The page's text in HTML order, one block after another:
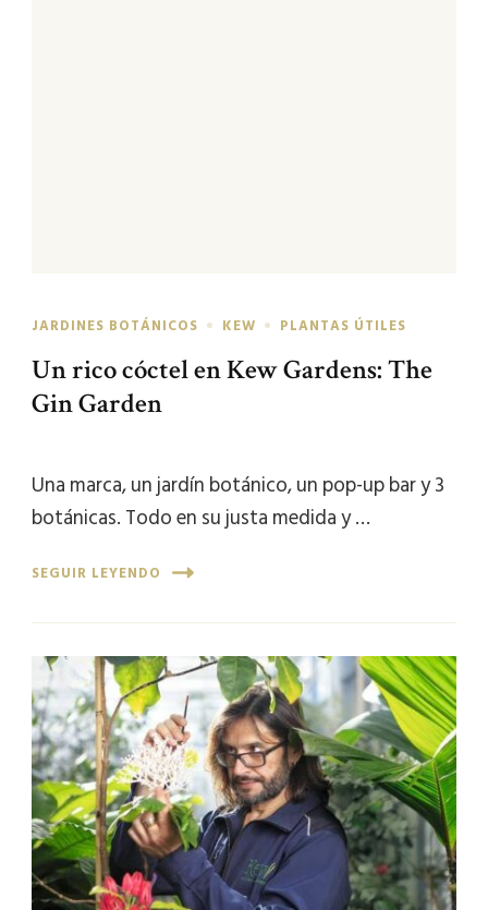
JARDINES BOTÁNICOS KEW PLANTAS ÚTILES
Un rico cóctel en Kew Gardens: The
Gin Garden
Una marca, un jardín botánico, un pop-up bar y 3
botánicas. Todo en su justa medida y …
SEGUIR LEYENDO